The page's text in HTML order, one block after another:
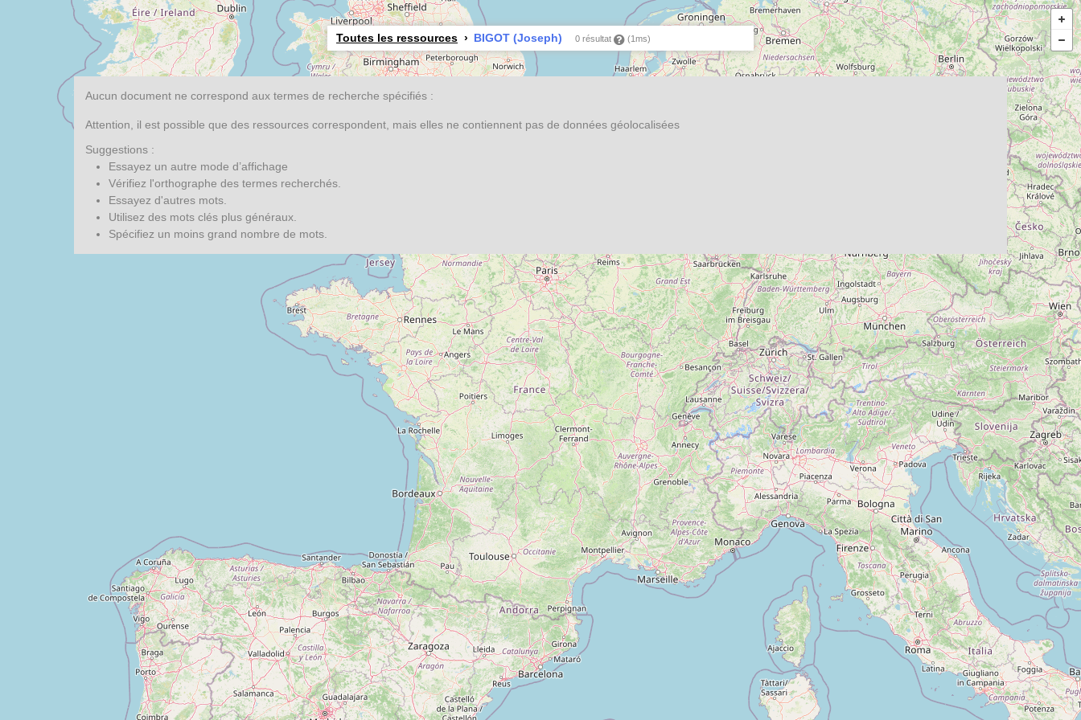
Toutes les ressources BIGOT (Joseph) 0 résultat (1ms)
Aucun document ne correspond aux termes de recherche spécifiés :
Attention, il est possible que des ressources correspondent, mais elles ne contiennent pas de données géolocalisées
Suggestions :
Essayez un autre mode d’affichage
Vérifiez l'orthographe des termes recherchés.
Essayez d'autres mots.
Utilisez des mots clés plus généraux.
Spécifiez un moins grand nombre de mots.